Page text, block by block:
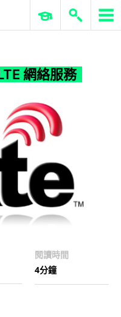
網絡服務
ERP 與商業 AI
網絡服務
閱讀時間
4分鐘